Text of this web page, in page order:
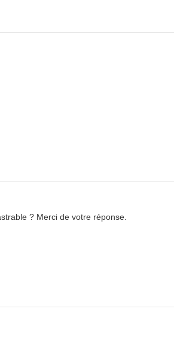
? Merci de votre réponse.